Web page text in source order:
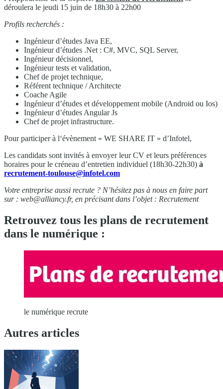
déroulera le jeudi 15 juin de 18h30 à 22h00
Profils recherchés :
Ingénieur d’études Java EE,
Ingénieur d’études .Net : C#, MVC, SQL Server,
Ingénieur décisionnel,
Ingénieur tests et validation,
Chef de projet technique,
Référent technique / Architecte
Coache Agile
Ingénieur d’études et développement mobile (Android ou Ios)
Ingénieur d’études Angular Js
Chef de projet infrastructure.
Pour participer à l‘évènement « WE SHARE IT » d’Infotel,
Les candidats sont invités à envoyer leur CV et leurs préférences
horaires pour le créneau d’entretien individuel (18h30-22h30) à
recrutement-toulouse@infotel.com
Votre entreprise aussi recrute ? N’hésitez pas à nous en faire part
sur : web@alliancy.fr, en précisant dans l’objet : Recrutement
Retrouvez tous les plans de recrutement
dans le numérique :
le numérique recrute
Autres articles